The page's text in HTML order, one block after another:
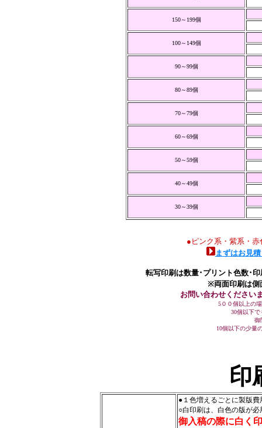
150～199個
100～149個
90～99個
80～89個
70～79個
60～69個
50～59個
40～49個
30～39個
●ピンク系・紫系・
まずはお見
転写印刷は数量･プリント色数･
※両面印刷は側
お問い合わせください
5００個以上の
30個以下
御
10個以下の少量
印
●１色増えるごとに製版
○白印刷は、白色の版が必
御入稿の際に白く